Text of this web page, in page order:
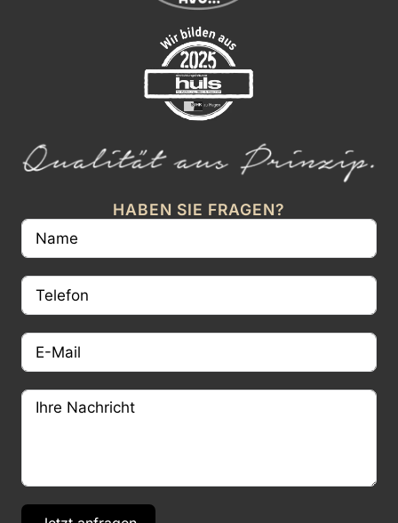
HABEN SIE FRAGEN?